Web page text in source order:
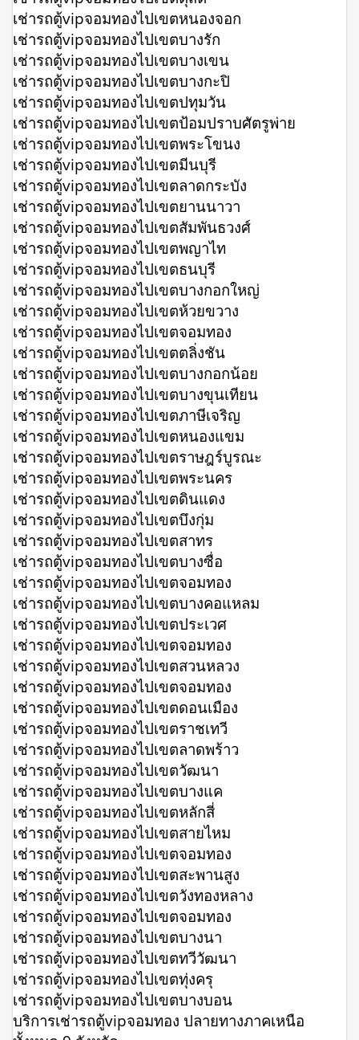
เช่ารถตู้vipจอมทองไปเขตหนองจอก
เช่ารถตู้vipจอมทองไปเขตบางรัก
เช่ารถตู้vipจอมทองไปเขตบางเขน
เช่ารถตู้vipจอมทองไปเขตบางกะปิ
เช่ารถตู้vipจอมทองไปเขตปทุมวัน
เช่ารถตู้vipจอมทองไปเขตป้อมปราบศัตรูพ่าย
เช่ารถตู้vipจอมทองไปเขตพระโขนง
เช่ารถตู้vipจอมทองไปเขตมีนบุรี
เช่ารถตู้vipจอมทองไปเขตลาดกระบัง
เช่ารถตู้vipจอมทองไปเขตยานนาวา
เช่ารถตู้vipจอมทองไปเขตสัมพันธวงศ์
เช่ารถตู้vipจอมทองไปเขตพญาไท
เช่ารถตู้vipจอมทองไปเขตธนบุรี
เช่ารถตู้vipจอมทองไปเขตบางกอกใหญ่
เช่ารถตู้vipจอมทองไปเขตห้วยขวาง
เช่ารถตู้vipจอมทองไปเขตจอมทอง
เช่ารถตู้vipจอมทองไปเขตตลิ่งชัน
เช่ารถตู้vipจอมทองไปเขตบางกอกน้อย
เช่ารถตู้vipจอมทองไปเขตบางขุนเทียน
เช่ารถตู้vipจอมทองไปเขตภาษีเจริญ
เช่ารถตู้vipจอมทองไปเขตหนองแขม
เช่ารถตู้vipจอมทองไปเขตราษฎร์บูรณะ
เช่ารถตู้vipจอมทองไปเขตพระนคร
เช่ารถตู้vipจอมทองไปเขตดินแดง
เช่ารถตู้vipจอมทองไปเขตบึงกุ่ม
เช่ารถตู้vipจอมทองไปเขตสาทร
เช่ารถตู้vipจอมทองไปเขตบางซื่อ
เช่ารถตู้vipจอมทองไปเขตจอมทอง
เช่ารถตู้vipจอมทองไปเขตบางคอแหลม
เช่ารถตู้vipจอมทองไปเขตประเวศ
เช่ารถตู้vipจอมทองไปเขตจอมทอง
เช่ารถตู้vipจอมทองไปเขตสวนหลวง
เช่ารถตู้vipจอมทองไปเขตจอมทอง
เช่ารถตู้vipจอมทองไปเขตดอนเมือง
เช่ารถตู้vipจอมทองไปเขตราชเทวี
เช่ารถตู้vipจอมทองไปเขตลาดพร้าว
เช่ารถตู้vipจอมทองไปเขตวัฒนา
เช่ารถตู้vipจอมทองไปเขตบางแค
เช่ารถตู้vipจอมทองไปเขตหลักสี่
เช่ารถตู้vipจอมทองไปเขตสายไหม
เช่ารถตู้vipจอมทองไปเขตจอมทอง
เช่ารถตู้vipจอมทองไปเขตสะพานสูง
เช่ารถตู้vipจอมทองไปเขตวังทองหลาง
เช่ารถตู้vipจอมทองไปเขตจอมทอง
เช่ารถตู้vipจอมทองไปเขตบางนา
เช่ารถตู้vipจอมทองไปเขตทวีวัฒนา
เช่ารถตู้vipจอมทองไปเขตทุ่งครุ
เช่ารถตู้vipจอมทองไปเขตบางบอน
บริการเช่ารถตู้vipจอมทอง ปลายทางภาคเหนือ